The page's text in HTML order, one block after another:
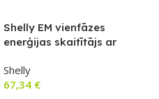
Shelly EM vienfāzes
enerģijas skaitītājs ar
Shelly
67,34 €